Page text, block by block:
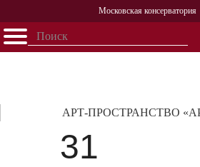
Московская консерватория
Открыть - закрыть
31
АРТ-ПРОСТРАНСТВО